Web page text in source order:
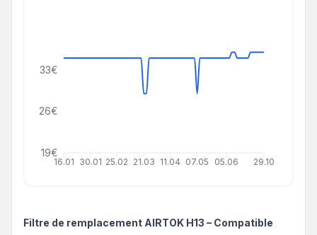
16.01 30.01 25.02 21.03 11.04 07.05 05.06 29.10
19€
26€
33€
Filtre de remplacement AIRTOK H13 – Compatible